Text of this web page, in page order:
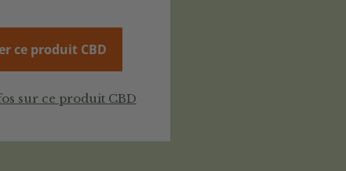
ce produit CBD
sur ce produit CBD